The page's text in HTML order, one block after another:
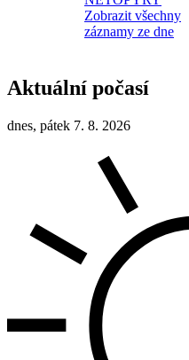
Zobrazit všechny
záznamy ze dne
Aktuální počasí
dnes, pátek 7. 8. 2026